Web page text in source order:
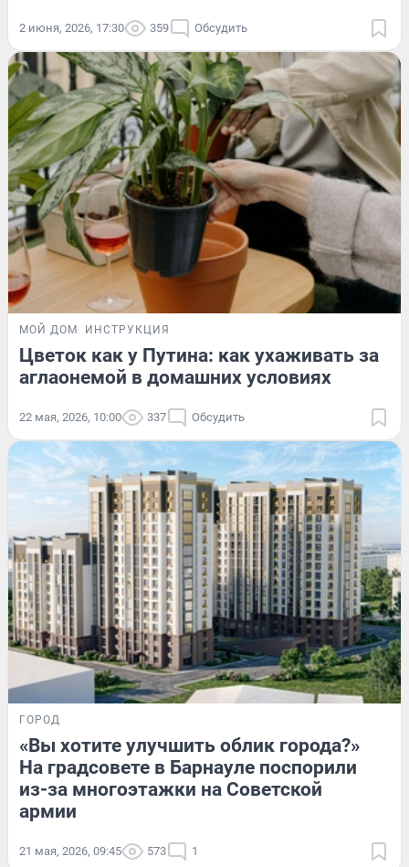
2 июня, 2026, 17:30 359 Обсудить
МОЙ ДОМ ИНСТРУКЦИЯ
Цветок как у Путина: как ухаживать за
аглаонемой в домашних условиях
22 мая, 2026, 10:00 337 Обсудить
ГОРОД
«Вы хотите улучшить облик города?»
На градсовете в Барнауле поспорили
из-за многоэтажки на Советской
армии
21 мая, 2026, 09:45 573 1